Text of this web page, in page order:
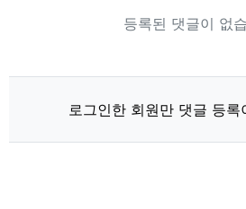
등록된 댓글이 없
로그인한 회원만 댓글 등록